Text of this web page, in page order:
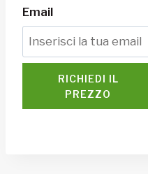
Email
RICHIEDI IL
PREZZO